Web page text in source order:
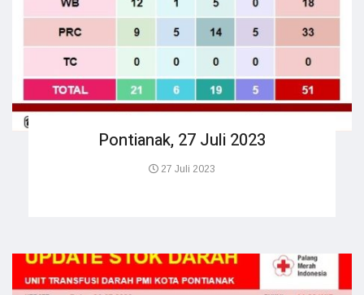
Pontianak, 27 Juli 2023
27 Juli 2023